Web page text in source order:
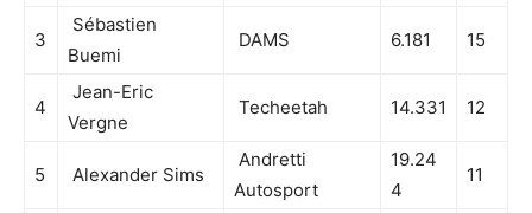
3
Sébastien
Buemi
DAMS 6.181 15
4
Jean-Eric
Vergne
Techeetah 14.331 12
5 Alexander Sims
Andretti
Autosport
19.24
4
11